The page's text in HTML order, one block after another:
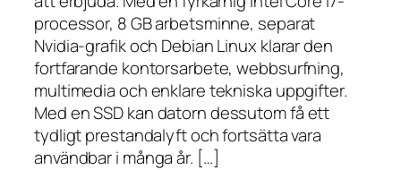
processor, 8 GB arbetsminne, separat
Nvidia-grafik och Debian Linux klarar den
fortfarande kontorsarbete, webbsurfning,
multimedia och enklare tekniska uppgifter.
Med en SSD kan datorn dessutom få ett
tydligt prestandalyft och fortsätta vara
användbar i många år. […]